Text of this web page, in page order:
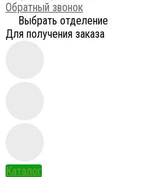
Обратный звонок
Выбрать отделение
Для получения заказа
Каталог